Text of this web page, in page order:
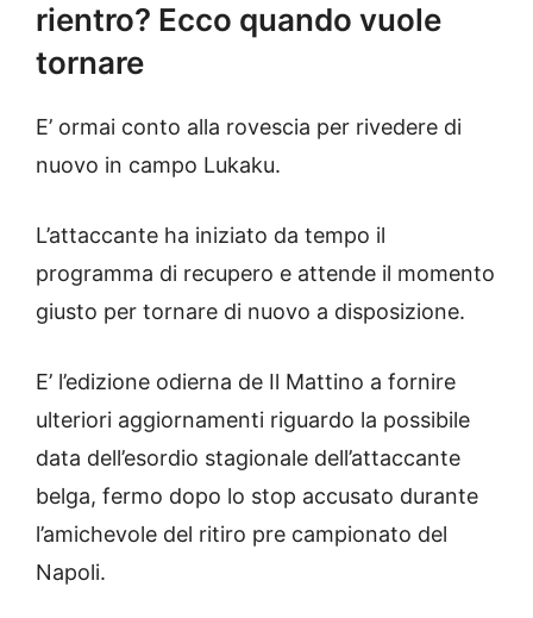
rientro? Ecco quando vuole
tornare
E’ ormai conto alla rovescia per rivedere di
nuovo in campo Lukaku.
L’attaccante ha iniziato da tempo il
programma di recupero e attende il momento
giusto per tornare di nuovo a disposizione.
E’ l’edizione odierna de Il Mattino a fornire
ulteriori aggiornamenti riguardo la possibile
data dell’esordio stagionale dell’attaccante
belga, fermo dopo lo stop accusato durante
l’amichevole del ritiro pre campionato del
Napoli.